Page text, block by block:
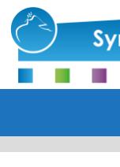
Aller
au
contenu